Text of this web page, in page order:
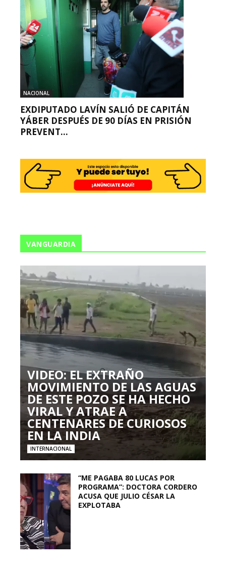
NACIONAL
EXDIPUTADO LAVÍN SALIÓ DE CAPITÁN
YÁBER DESPUÉS DE 90 DÍAS EN PRISIÓN
PREVENT...
VANGUARDIA
VIDEO: EL EXTRAÑO
MOVIMIENTO DE LAS AGUAS
DE ESTE POZO SE HA HECHO
VIRAL Y ATRAE A
CENTENARES DE CURIOSOS
EN LA INDIA
INTERNACIONAL
“ME PAGABA 80 LUCAS POR
PROGRAMA”: DOCTORA CORDERO
ACUSA QUE JULIO CÉSAR LA
EXPLOTABA